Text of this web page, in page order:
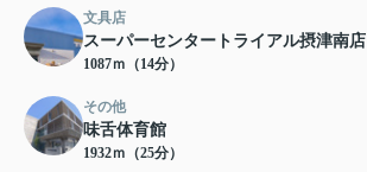
文具店
スーパーセンタートライアル摂津南店
1087ｍ（14分）
その他
味舌体育館
1932ｍ（25分）